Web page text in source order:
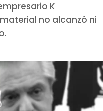
K
no alcanzó ni